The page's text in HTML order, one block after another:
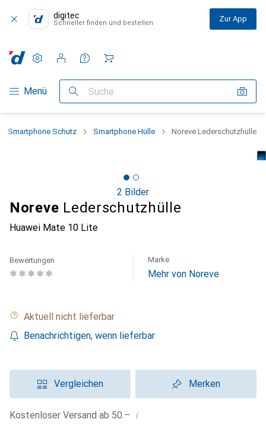
digitec
Schneller finden und bestellen Zur App
Navigation nach Kategorien
Menü Suche
Einstellungen
Kundenkonto
Vergleichslisten
Merklisten
Warenkorb
Smartphone Schutz Smartphone Hülle Noreve Lederschutzhülle
2 Bilder
Noreve Lederschutzhülle
Huawei Mate 10 Lite
Bewertungen Marke
Mehr von Noreve
Aktuell nicht lieferbar
Benachrichtigen, wenn lieferbar
Vergleichen Merken
Kostenloser Versand ab 50.– i